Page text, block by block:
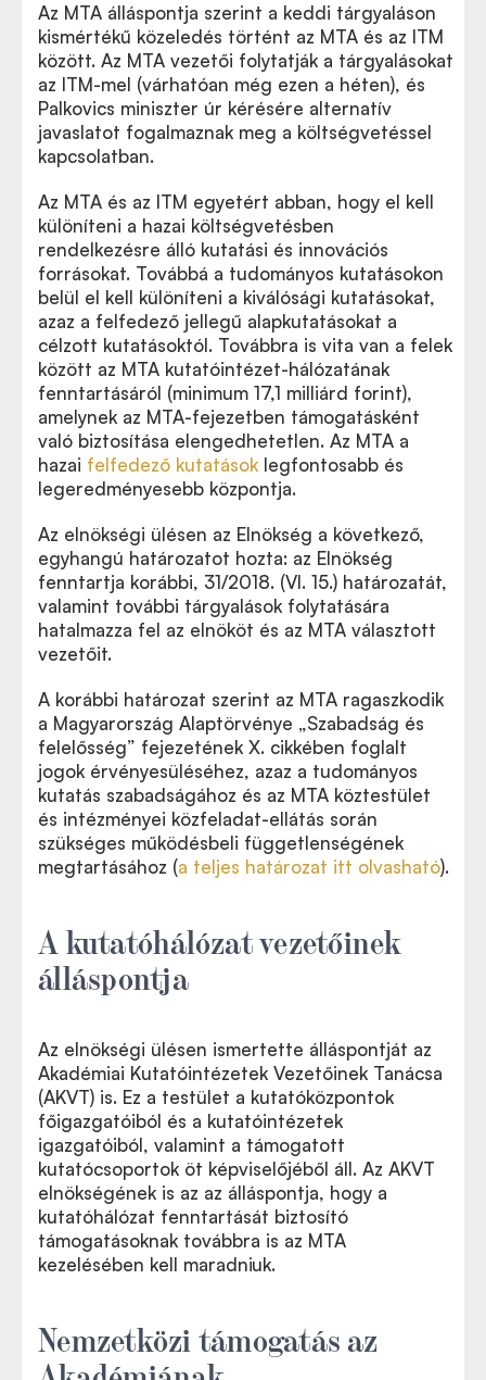
Az MTA álláspontja szerint a keddi tárgyaláson
kismértékű közeledés történt az MTA és az ITM
között. Az MTA vezetői folytatják a tárgyalásokat
az ITM-mel (várhatóan még ezen a héten), és
Palkovics miniszter úr kérésére alternatív
javaslatot fogalmaznak meg a költségvetéssel
kapcsolatban.
Az MTA és az ITM egyetért abban, hogy el kell
különíteni a hazai költségvetésben
rendelkezésre álló kutatási és innovációs
forrásokat. Továbbá a tudományos kutatásokon
belül el kell különíteni a kiválósági kutatásokat,
azaz a felfedező jellegű alapkutatásokat a
célzott kutatásoktól. Továbbra is vita van a felek
között az MTA kutatóintézet-hálózatának
fenntartásáról (minimum 17,1 milliárd forint),
amelynek az MTA-fejezetben támogatásként
való biztosítása elengedhetetlen. Az MTA a
hazai felfedező kutatások legfontosabb és
legeredményesebb központja.
Az elnökségi ülésen az Elnökség a következő,
egyhangú határozatot hozta: az Elnökség
fenntartja korábbi, 31/2018. (VI. 15.) határozatát,
valamint további tárgyalások folytatására
hatalmazza fel az elnököt és az MTA választott
vezetőit.
A korábbi határozat szerint az MTA ragaszkodik
a Magyarország Alaptörvénye „Szabadság és
felelősség” fejezetének X. cikkében foglalt
jogok érvényesüléséhez, azaz a tudományos
kutatás szabadságához és az MTA köztestület
és intézményei közfeladat-ellátás során
szükséges működésbeli függetlenségének
megtartásához (a teljes határozat itt olvasható).
A kutatóhálózat vezetőinek
álláspontja
Az elnökségi ülésen ismertette álláspontját az
Akadémiai Kutatóintézetek Vezetőinek Tanácsa
(AKVT) is. Ez a testület a kutatóközpontok
főigazgatóiból és a kutatóintézetek
igazgatóiból, valamint a támogatott
kutatócsoportok öt képviselőjéből áll. Az AKVT
elnökségének is az az álláspontja, hogy a
kutatóhálózat fenntartását biztosító
támogatásoknak továbbra is az MTA
kezelésében kell maradniuk.
Nemzetközi támogatás az